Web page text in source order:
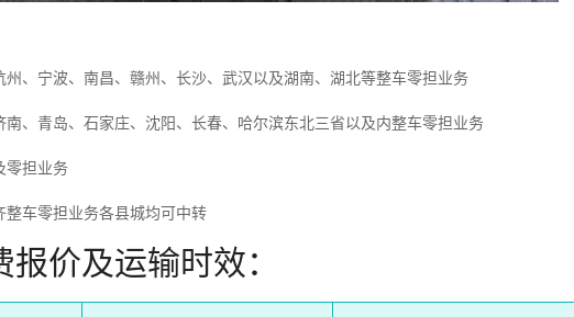
、宁波、南昌、赣州、长沙、武汉以及湖南、湖北等整车零担业务
、青岛、石家庄、沈阳、长春、哈尔滨东北三省以及内整车零担业务
零担业务
车零担业务各县城均可中转
价及运输时效：